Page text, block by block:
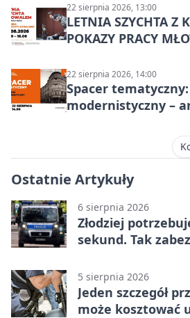
22 sierpnia 2026, 13:00
LETNIA SZYCHTA Z
POKAZY PRACY
22 sierpnia 2026, 14:00
Spacer
modernistyczny –
Ostatnie Artykuły
6 sierpnia 2026
Złodziej
sekund. Tak
5 sierpnia 2026
Jeden szczegół
może kosztować